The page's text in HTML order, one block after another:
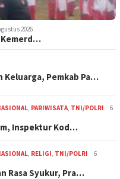
2026
Kemerd…
Keluarga, Pemkab Pa…
PARIWISATA TNI/POLRI
6
Inspektur Kod…
RELIGI TNI/POLRI
6
Rasa Syukur, Pra…